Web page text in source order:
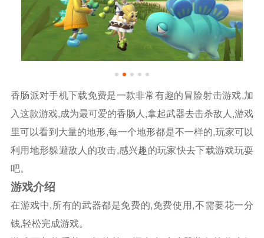
香肠派对手机下载免费是一款非常有趣的冒险射击游戏,加
入这款游戏,成为最可爱的香肠人,拿起武器去击杀敌人,游戏
里可以看到大量的地形,每一个地形都是不一样的,玩家可以
利用地形躲避敌人的攻击,感兴趣的玩家快去下载游戏玩耍
吧。
游戏介绍
在游戏中,所有的武器都是免费的,免费使用,不需要花一分
钱,轻松完成游戏。